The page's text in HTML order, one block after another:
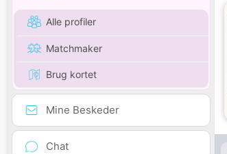
Alle profiler
Matchmaker
Brug kortet
Mine Beskeder
Chat